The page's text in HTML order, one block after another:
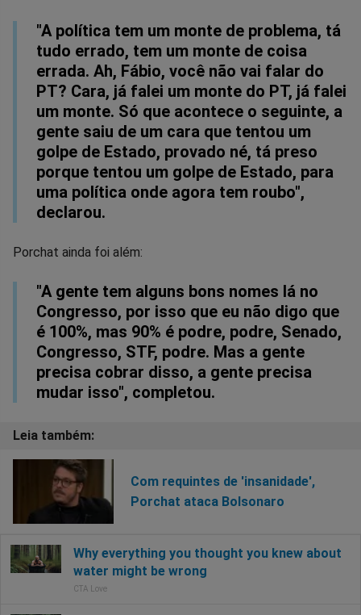
"A política tem um monte de problema, tá
tudo errado, tem um monte de coisa
errada. Ah, Fábio, você não vai falar do
PT? Cara, já falei um monte do PT, já falei
um monte. Só que acontece o seguinte, a
gente saiu de um cara que tentou um
golpe de Estado, provado né, tá preso
porque tentou um golpe de Estado, para
uma política onde agora tem roubo",
declarou.
Porchat ainda foi além:
"A gente tem alguns bons nomes lá no
Congresso, por isso que eu não digo que
é 100%, mas 90% é podre, podre, Senado,
Congresso, STF, podre. Mas a gente
precisa cobrar disso, a gente precisa
mudar isso", completou.
Com requintes de 'insanidade',
Porchat ataca Bolsonaro